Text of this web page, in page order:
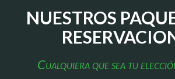
NUESTROS
Cualquiera que sea tu